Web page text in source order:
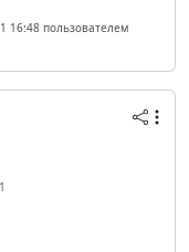
16:48 пользователем